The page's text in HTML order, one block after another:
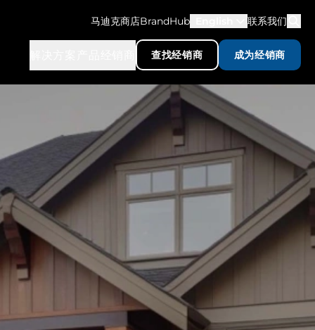
马迪克商店BrandHub 联系我们
查找经销商 成为经销商